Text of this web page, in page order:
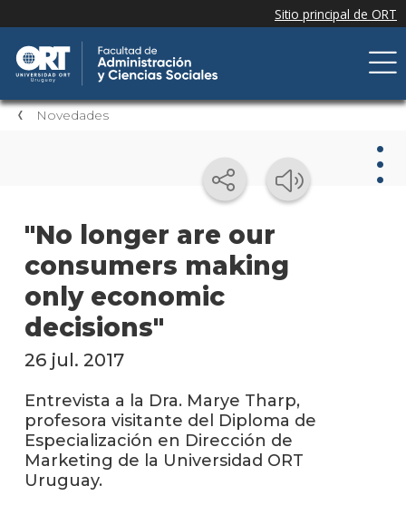
Novedades
"No longer are our
consumers making
only economic
decisions"
26 jul. 2017
Entrevista a la Dra. Marye Tharp,
profesora visitante del Diploma de
Especialización en Dirección de
Marketing de la Universidad ORT
Uruguay.